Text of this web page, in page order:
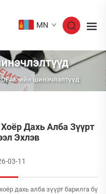
MN
ийн шинэчлэлтүүд
Дахь Алба Зүүрт
Эхлэв
03-11
дахь алба зүүрт барилга бү